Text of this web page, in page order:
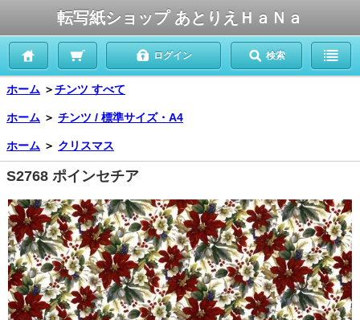
転写紙ショップ あとりえＨａＮａ
ログイン 検索
ホーム ＞チンツ すべて
ホーム ＞ チンツ / 標準サイズ・A4
ホーム ＞ クリスマス
S2768 ポインセチア